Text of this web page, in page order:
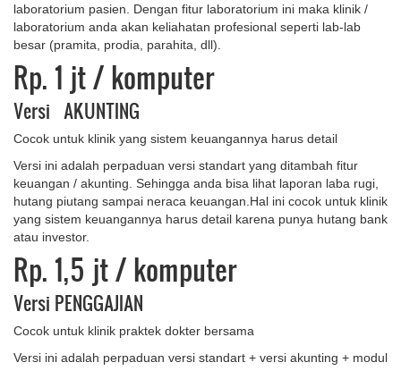
laboratorium pasien. Dengan fitur laboratorium ini maka klinik /
laboratorium anda akan keliahatan profesional seperti lab-lab
besar (pramita, prodia, parahita, dll).
Rp. 1 ​jt/ komputer
Versi AKUNTING
Cocok untuk klinik yang sistem keuangannya harus detail
Versi ini adalah perpaduan versi standart yang ditambah fitur
keuangan / akunting. Sehingga anda bisa lihat laporan laba rugi,
hutang piutang sampai neraca keuangan.Hal ini cocok untuk klinik
yang sistem keuangannya harus detail karena punya hutang bank
atau investor.
Rp. 1,5 jt/ komputer
Versi PENGGAJIAN
Cocok untuk klinik praktek dokter bersama
Versi ini adalah perpaduan versi standart + versi akunting + modul